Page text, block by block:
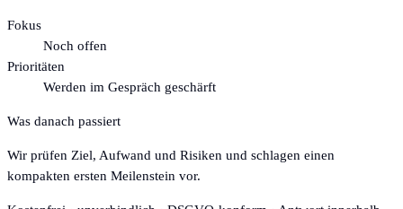
Fokus
Noch offen
Prioritäten
Werden im Gespräch geschärft
Was danach passiert
Wir prüfen Ziel, Aufwand und Risiken und schlagen einen
kompakten ersten Meilenstein vor.